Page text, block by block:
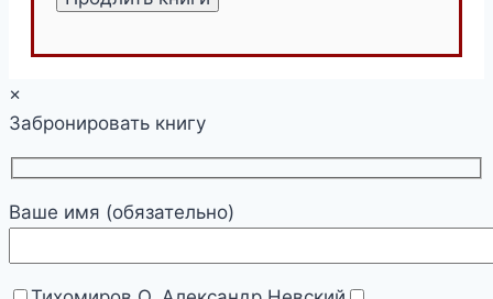
×
Забронировать книгу
Ваше имя (обязательно)